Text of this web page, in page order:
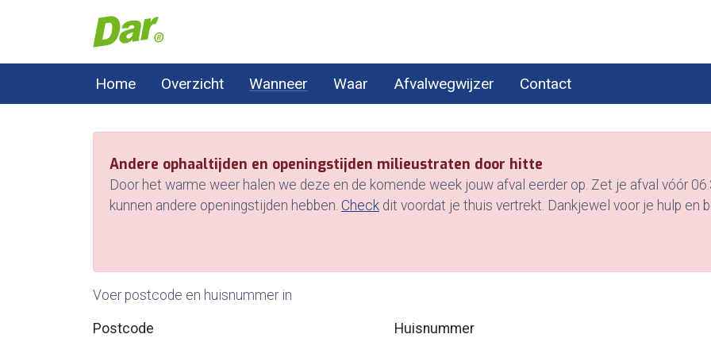
Naar hoofdinhoud
Home Overzicht Wanneer Waar Afvalwegwijzer Contact
Andere ophaaltijden en openingstijden milieustraten door hitte
Door het warme weer halen we deze en de komende week jouw afval eerder op. Zet je afval vóór
kunnen andere openingstijden hebben. Check dit voordat je thuis vertrekt. Dankjewel voor je hulp en
Voer postcode en huisnummer in
Postcode Huisnummer